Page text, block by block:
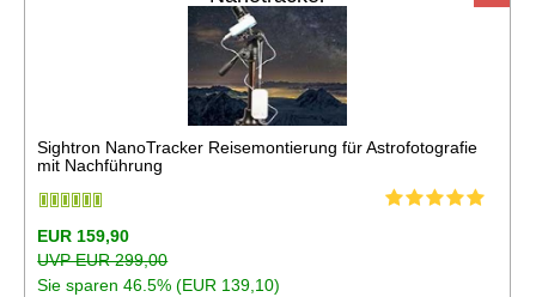
Sightron NanoTracker Reisemontierung für Astrofotografie
mit Nachführung
EUR 159,90
UVP EUR 299,00
Sie sparen 46.5% (EUR 139,10)